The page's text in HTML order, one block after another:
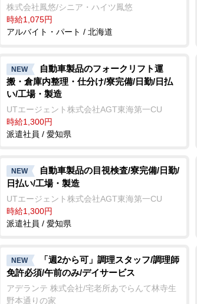
株式会社鳳悠/シニア・ハイツ鳳悠
時給1,075円
アルバイト・パート / 北海道
NEW
自動車製品のフォークリフト運
搬・倉庫内整理・仕分け/寮完備/日勤/日払
い/工場・製造
UTエージェント株式会社AGT東海第一CU
時給1,300円
派遣社員 / 愛知県
NEW
自動車製品の目視検査/寮完備/日勤/
日払い/工場・製造
UTエージェント株式会社AGT東海第一CU
時給1,300円
派遣社員 / 愛知県
NEW
「週2から可」調理スタッフ/調理師
免許必須/午前のみ/デイサービス
アデランテ 株式会社/宅老所あでらんて林寺生
野本通りの家